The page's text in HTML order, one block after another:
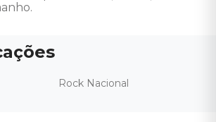
Rock Nacional